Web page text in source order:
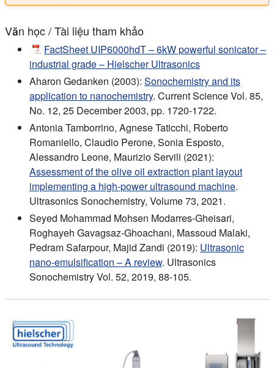
Văn học / Tài liệu tham khảo
FactSheet UIP6000hdT – 6kW powerful sonicator –
industrial grade – Hielscher Ultrasonics
Aharon Gedanken (2003): Sonochemistry and its
application to nanochemistry. Current Science Vol. 85,
No. 12, 25 December 2003, pp. 1720-1722.
Antonia Tamborrino, Agnese Taticchi, Roberto
Romaniello, Claudio Perone, Sonia Esposto,
Alessandro Leone, Maurizio Servili (2021):
Assessment of the olive oil extraction plant layout
implementing a high-power ultrasound machine.
Ultrasonics Sonochemistry, Volume 73, 2021.
Seyed Mohammad Mohsen Modarres-Gheisari,
Roghayeh Gavagsaz-Ghoachani, Massoud Malaki,
Pedram Safarpour, Majid Zandi (2019): Ultrasonic
nano-emulsification – A review. Ultrasonics
Sonochemistry Vol. 52, 2019, 88-105.